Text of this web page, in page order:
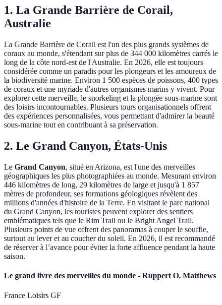
1. La Grande Barrière de Corail,
Australie
La Grande Barrière de Corail est l'un des plus grands systèmes de
coraux au monde, s'étendant sur plus de 344 000 kilomètres carrés le
long de la côte nord-est de l'Australie. En 2026, elle est toujours
considérée comme un paradis pour les plongeurs et les amoureux de
la biodiversité marine. Environ 1 500 espèces de poissons, 400 types
de coraux et une myriade d'autres organismes marins y vivent. Pour
explorer cette merveille, le snorkeling et la plongée sous-marine sont
des loisirs incontournables. Plusieurs tours organisationnels offrent
des expériences personnalisées, vous permettant d'admirer la beauté
sous-marine tout en contribuant à sa préservation.
2. Le Grand Canyon, États-Unis
Le Grand Canyon, situé en Arizona, est l'une des merveilles
géographiques les plus photographiées au monde. Mesurant environ
446 kilomètres de long, 29 kilomètres de large et jusqu'à 1 857
mètres de profondeur, ses formations géologiques révèlent des
millions d'années d'histoire de la Terre. En visitant le parc national
du Grand Canyon, les touristes peuvent explorer des sentiers
emblématiques tels que le Rim Trail ou le Bright Angel Trail.
Plusieurs points de vue offrent des panoramas à couper le souffle,
surtout au lever et au coucher du soleil. En 2026, il est recommandé
de réserver à l’avance pour éviter la forte affluence pendant la haute
saison.
Le grand livre des merveilles du monde - Ruppert O. Matthews
France Loisirs GF